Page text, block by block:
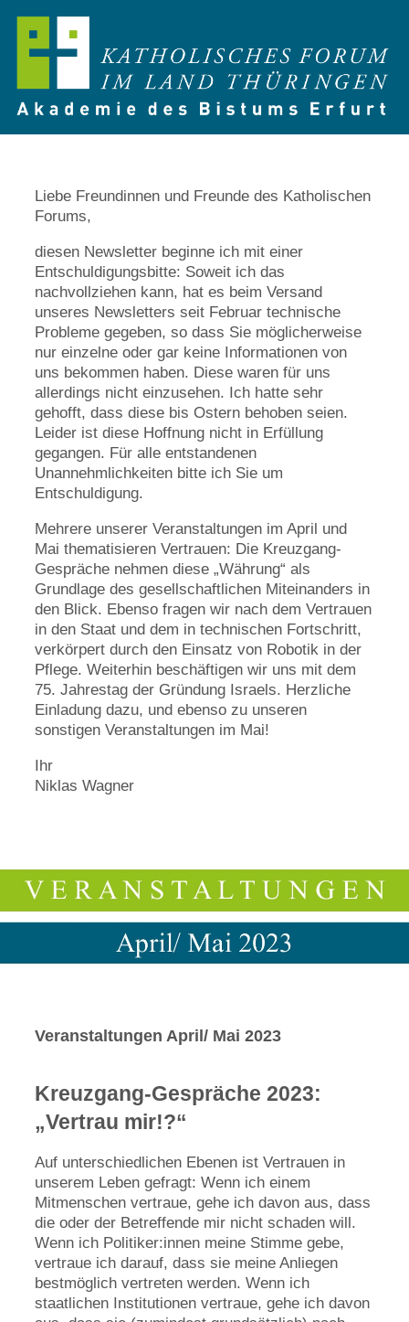
Liebe Freundinnen und Freunde des Katholischen
Forums,
diesen Newsletter beginne ich mit einer
Entschuldigungsbitte: Soweit ich das
nachvollziehen kann, hat es beim Versand
unseres Newsletters seit Februar technische
Probleme gegeben, so dass Sie möglicherweise
nur einzelne oder gar keine Informationen von
uns bekommen haben. Diese waren für uns
allerdings nicht einzusehen. Ich hatte sehr
gehofft, dass diese bis Ostern behoben seien.
Leider ist diese Hoffnung nicht in Erfüllung
gegangen. Für alle entstandenen
Unannehmlichkeiten bitte ich Sie um
Entschuldigung.
Mehrere unserer Veranstaltungen im April und
Mai thematisieren Vertrauen: Die Kreuzgang-
Gespräche nehmen diese „Währung“ als
Grundlage des gesellschaftlichen Miteinanders in
den Blick. Ebenso fragen wir nach dem Vertrauen
in den Staat und dem in technischen Fortschritt,
verkörpert durch den Einsatz von Robotik in der
Pflege. Weiterhin beschäftigen wir uns mit dem
75. Jahrestag der Gründung Israels. Herzliche
Einladung dazu, und ebenso zu unseren
sonstigen Veranstaltungen im Mai!
Ihr
Niklas Wagner
Veranstaltungen April/ Mai 2023
Kreuzgang-Gespräche 2023:
„Vertrau mir!?“
Auf unterschiedlichen Ebenen ist Vertrauen in
unserem Leben gefragt: Wenn ich einem
Mitmenschen vertraue, gehe ich davon aus, dass
die oder der Betreffende mir nicht schaden will.
Wenn ich Politiker:innen meine Stimme gebe,
vertraue ich darauf, dass sie meine Anliegen
bestmöglich vertreten werden. Wenn ich
staatlichen Institutionen vertraue, gehe ich davon